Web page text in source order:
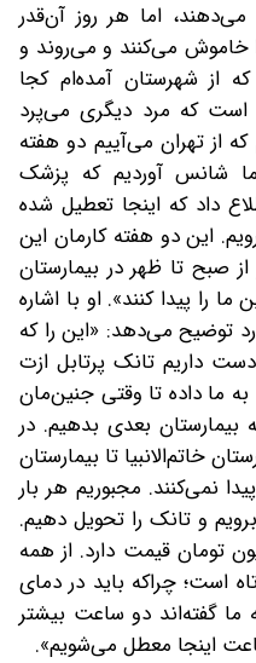
اما هر روز آن‌قدر
می‌کنند و می‌روند و
از شهرستان آمده‌ام کجا
که مرد دیگری می‌پرد
از تهران می‌آییم دو هفته
شانس آوردیم که پزشک
داد که اینجا تعطیل شده
این دو هفته کارمان این
صبح تا ظهر در بیمارستان
را پیدا کنند». او با اشاره
توضیح می‌دهد: «این را که
داریم تانک پرتابل ازت
ما داده تا وقتی جنین‌مان
بیمارستان بعدی بدهیم. در
خاتم‌الانبیا تا بیمارستان
نمی‌کنند. مجبوریم هر بار
برویم و تانک را تحویل دهیم.
تومان قیمت دارد. از همه
است؛ چرا‌که باید در دمای
به ما گفته‌اند دو ساعت بیشتر
اینجا معطل می‌شویم».